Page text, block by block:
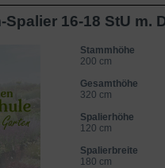
16-18 StU m.
Stammhöhe
200 cm
Gesamthöhe
320 cm
Spalierhöhe
120 cm
Spalierbreite
180 cm